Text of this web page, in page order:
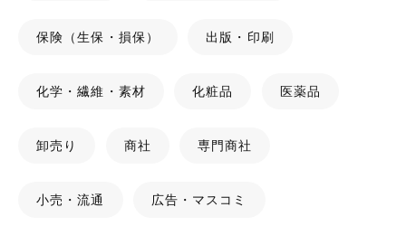
保険（生保・損保） 出版・印刷
化学・繊維・素材 化粧品 医薬品
卸売り 商社 専門商社
小売・流通 広告・マスコミ